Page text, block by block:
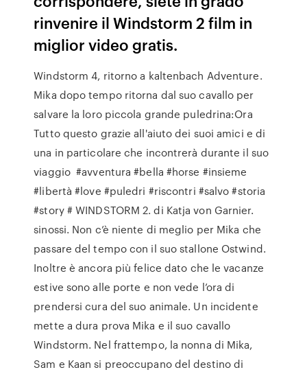
rinvenire il Windstorm 2 film in
miglior video gratis.
Windstorm 4, ritorno a kaltenbach Adventure.
Mika dopo tempo ritorna dal suo cavallo per
salvare la loro piccola grande puledrina:Ora
Tutto questo grazie all'aiuto dei suoi amici e di
una in particolare che incontrerà durante il suo
viaggio ️ #avventura #bella #horse #insieme
#libertà #love #puledri #riscontri #salvo #storia
#story # WINDSTORM 2. di Katja von Garnier.
sinossi. Non c’è niente di meglio per Mika che
passare del tempo con il suo stallone Ostwind.
Inoltre è ancora più felice dato che le vacanze
estive sono alle porte e non vede l’ora di
prendersi cura del suo animale. Un incidente
mette a dura prova Mika e il suo cavallo
Windstorm. Nel frattempo, la nonna di Mika,
Sam e Kaan si preoccupano del destino di